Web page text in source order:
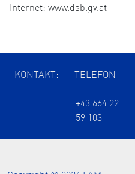
Internet: www.dsb.gv.at
KONTAKT: TELEFON
+43 664 22
59 103